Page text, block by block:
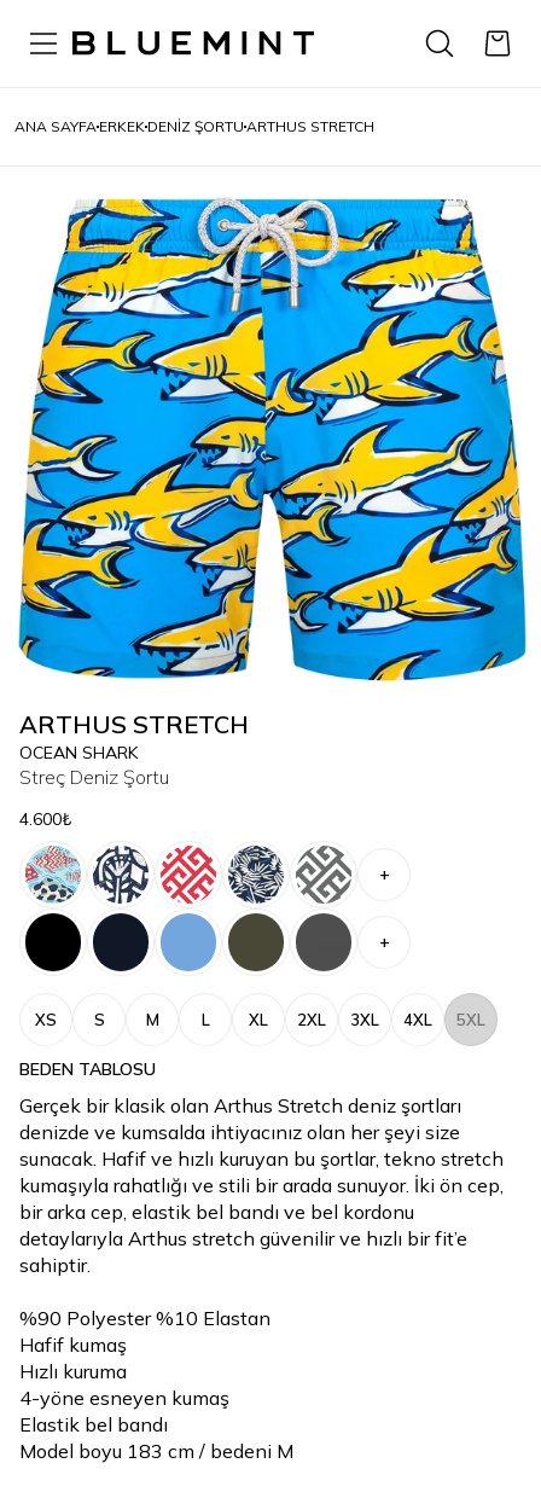
ANA SAYFA ERKEK DENIZ ŞORTU ARTHUS STRETCH
ARTHUS STRETCH
OCEAN SHARK
Streç Deniz Şortu
4.600₺
+
+
XS S M L XL 2XL 3XL 4XL 5XL
BEDEN TABLOSU
Gerçek bir klasik olan Arthus Stretch deniz şortları
denizde ve kumsalda ihtiyacınız olan her şeyi size
sunacak. Hafif ve hızlı kuruyan bu şortlar, tekno stretch
kumaşıyla rahatlığı ve stili bir arada sunuyor. İki ön cep,
bir arka cep, elastik bel bandı ve bel kordonu
detaylarıyla Arthus stretch güvenilir ve hızlı bir fit’e
sahiptir.
%90 Polyester %10 Elastan
Hafif kumaş
Hızlı kuruma
4-yöne esneyen kumaş
Elastik bel bandı
Model boyu 183 cm / bedeni M